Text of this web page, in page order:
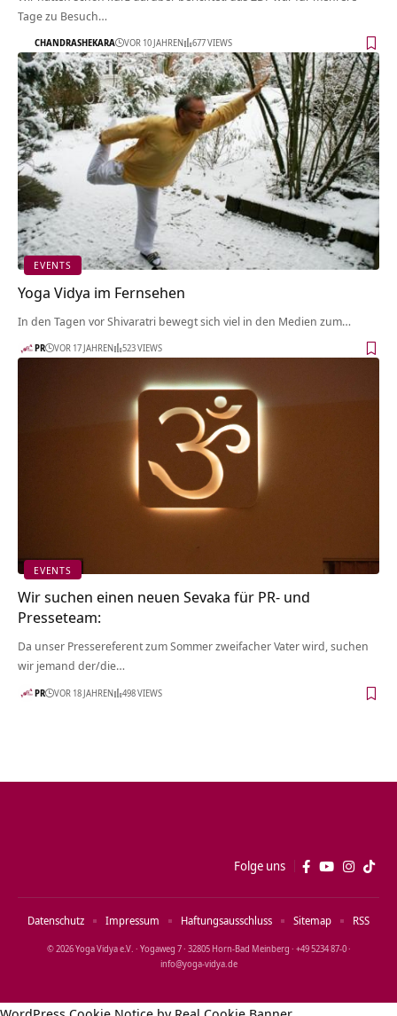
Tage zu Besuch…
CHANDRASHEKARA VOR 10 JAHREN 677 VIEWS
EVENTS
Yoga Vidya im Fernsehen
In den Tagen vor Shivaratri bewegt sich viel in den Medien zum…
PR VOR 17 JAHREN 523 VIEWS
EVENTS
Wir suchen einen neuen Sevaka für PR- und
Presseteam:
Da unser Pressereferent zum Sommer zweifacher Vater wird, suchen
wir jemand der/die…
PR VOR 18 JAHREN 498 VIEWS
Folge uns
© 2026 Yoga Vidya e.V. · Yogaweg 7 · 32805 Horn‑Bad Meinberg · +49 5234 87‑0 ·
info@yoga‑vidya.de
Datenschutz Impressum Haftungsausschluss Sitemap RSS